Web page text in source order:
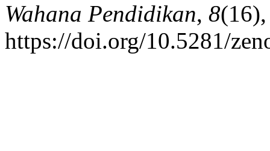
Wahana Pendidikan, 8
https://doi.org/10.5281/